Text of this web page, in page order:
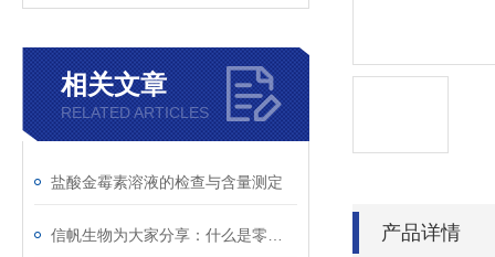
相关文章
RELATED ARTICLES
盐酸金霉素溶液的检查与含量测定
产品详情